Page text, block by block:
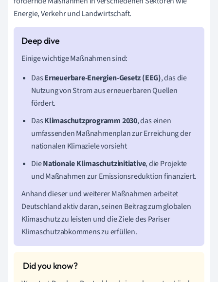
Energie, Verkehr und Landwirtschaft.
Einige wichtige Maßnahmen sind:
DasErneuerbare-Energien-Gesetz (EEG), das die
Nutzung von Strom aus erneuerbaren Quellen
fördert.
DasKlimaschutzprogramm 2030, das einen
umfassenden Maßnahmenplan zur Erreichung der
nationalen Klimaziele vorsieht
DieNationale Klimaschutzinitiative, die Projekte
und Maßnahmen zur Emissionsreduktion finanziert.
Anhand dieser und weiterer Maßnahmen arbeitet
Deutschland aktiv daran, seinen Beitrag zum globalen
Klimaschutz zu leisten und die Ziele des Pariser
Klimaschutzabkommens zu erfüllen.